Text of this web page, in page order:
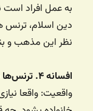
به عمل افراد
دین اسلام، ترنس
نظر این مذهب و
افسانه ۴. ترنس‌ها نمی‌توانند دارای خانواده شوند
واقعیت: واقعا